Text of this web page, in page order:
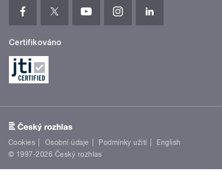
Certifikováno
Cookies Osobní údaje Podmínky užití
English
© 1997-2026 Český rozhlas